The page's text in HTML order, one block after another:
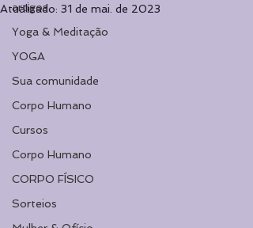
artigos
Yoga & Meditação
YOGA
Sua comunidade
Corpo Humano
Cursos
Corpo Humano
CORPO FÍSICO
Sorteios
Atualizado: 31 de mai. de 2023